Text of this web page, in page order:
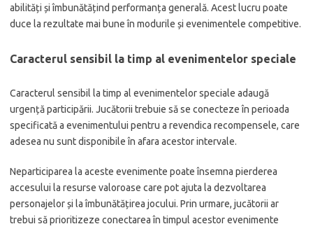
abilități și îmbunătățind performanța generală. Acest lucru poate
duce la rezultate mai bune în modurile și evenimentele competitive.
Caracterul sensibil la timp al evenimentelor speciale
Caracterul sensibil la timp al evenimentelor speciale adaugă
urgență participării. Jucătorii trebuie să se conecteze în perioada
specificată a evenimentului pentru a revendica recompensele, care
adesea nu sunt disponibile în afara acestor intervale.
Neparticiparea la aceste evenimente poate însemna pierderea
accesului la resurse valoroase care pot ajuta la dezvoltarea
personajelor și la îmbunătățirea jocului. Prin urmare, jucătorii ar
trebui să prioritizeze conectarea în timpul acestor evenimente